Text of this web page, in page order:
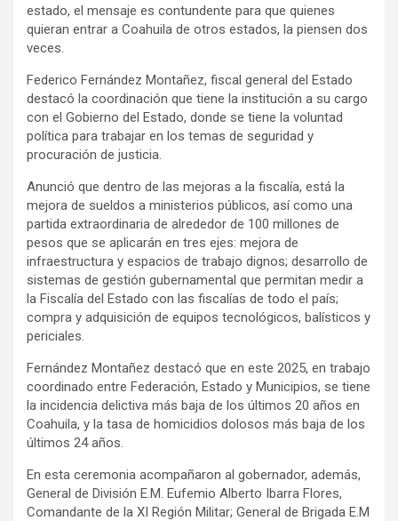
estado, el mensaje es contundente para que quienes
quieran entrar a Coahuila de otros estados, la piensen dos
veces.
Federico Fernández Montañez, fiscal general del Estado
destacó la coordinación que tiene la institución a su cargo
con el Gobierno del Estado, donde se tiene la voluntad
política para trabajar en los temas de seguridad y
procuración de justicia.
Anunció que dentro de las mejoras a la fiscalía, está la
mejora de sueldos a ministerios públicos, así como una
partida extraordinaria de alrededor de 100 millones de
pesos que se aplicarán en tres ejes: mejora de
infraestructura y espacios de trabajo dignos; desarrollo de
sistemas de gestión gubernamental que permitan medir a
la Fiscalía del Estado con las fiscalías de todo el país;
compra y adquisición de equipos tecnológicos, balísticos y
periciales.
Fernández Montañez destacó que en este 2025, en trabajo
coordinado entre Federación, Estado y Municipios, se tiene
la incidencia delictiva más baja de los últimos 20 años en
Coahuila, y la tasa de homicidios dolosos más baja de los
últimos 24 años.
En esta ceremonia acompañaron al gobernador, además,
General de División E.M. Eufemio Alberto Ibarra Flores,
Comandante de la XI Región Militar; General de Brigada E.M